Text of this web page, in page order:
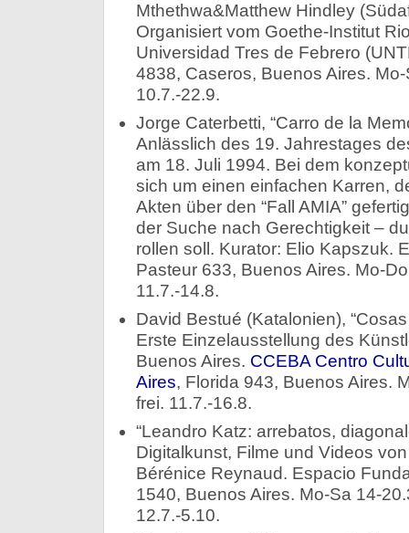
Mthethwa&Matthew Hindley
Organisiert vom Goethe-Institut
Universidad Tres de Febrero
4838, Caseros, Buenos Aires.
10.7.-22.9.
Jorge Caterbetti, “Carro de la
Anlässlich des 19. Jahrestages
am 18. Juli 1994. Bei dem
sich um einen einfachen Karren,
Akten über den “Fall AMIA”
der Suche nach Gerechtigkeit –
rollen soll. Kurator: Elio Kapszuk.
Pasteur 633, Buenos Aires. Mo-
11.7.-14.8.
David Bestué (Katalonien),
Erste Einzelausstellung des
Buenos Aires. CCEBA Centro
Aires, Florida 943, Buenos Aires.
frei. 11.7.-16.8.
“Leandro Katz: arrebatos,
Digitalkunst, Filme und Videos
Bérénice Reynaud. Espacio
1540, Buenos Aires. Mo-Sa 14-
12.7.-5.10.